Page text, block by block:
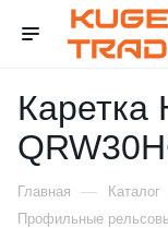
Каретка
Главная — Каталог
Профильные